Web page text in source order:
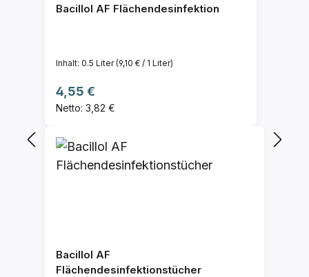
Bacillol AF Flächendesinfektion
Inhalt: 0.5 Liter(9,10 € / 1 Liter)
Regulärer Preis:
4,55 €
Netto: 3,82 €
Bacillol AF
Flächendesinfektionstücher